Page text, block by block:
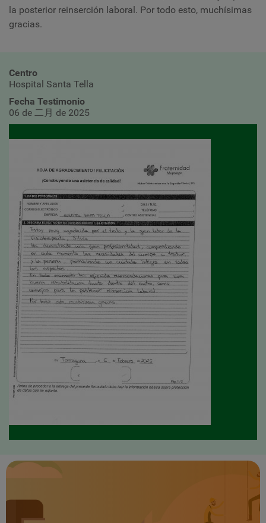
la posterior reinserción laboral. Por todo esto, muchísimas
gracias.
Centro
Hospital Santa Tella
Fecha Testimonio
06 de 二月 de 2025